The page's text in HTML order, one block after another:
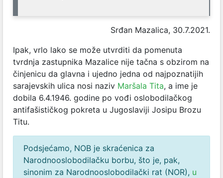
Srđan Mazalica, 30.7.2021.
Ipak, vrlo lako se može utvrditi da pomenuta
tvrdnja zastupnika Mazalice nije tačna s obzirom na
činjenicu da glavna i ujedno jedna od najpoznatijih
sarajevskih ulica nosi naziv Maršala Tita, a ime je
dobila 6.4.1946. godine po vođi oslobodilačkog
antifašističkog pokreta u Jugoslaviji Josipu Brozu
Titu.
Podsjećamo, NOB je skraćenica za
Narodnooslobodilačku borbu, što je, pak,
sinonim za Narodnooslobodilački rat (NOR), u